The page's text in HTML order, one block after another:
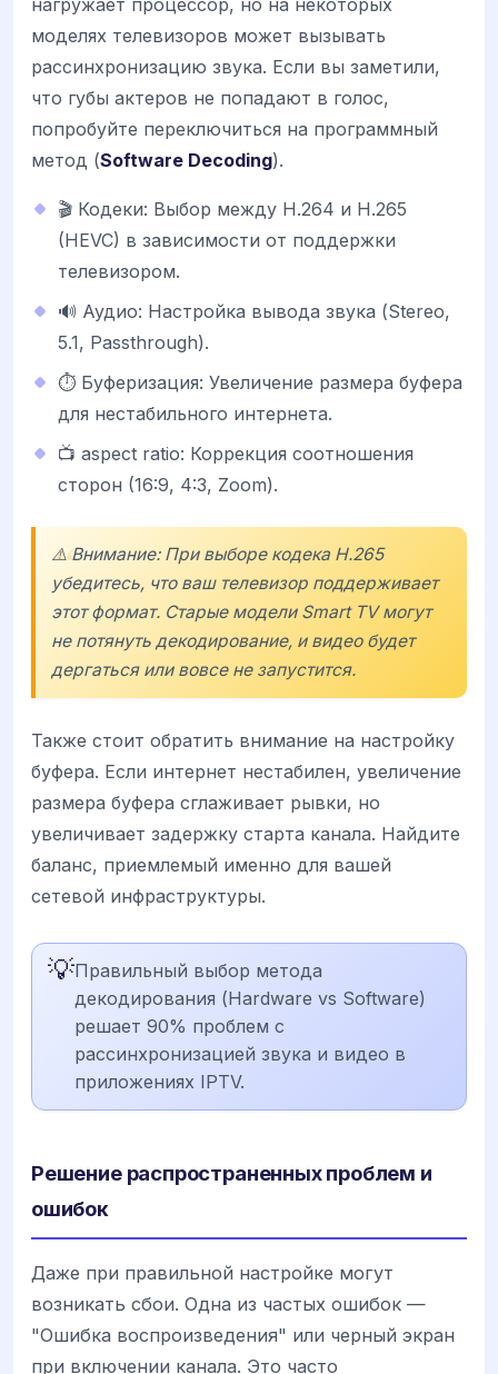
моделях телевизоров может вызывать
рассинхронизацию звука. Если вы заметили,
что губы актеров не попадают в голос,
попробуйте переключиться на программный
метод (Software Decoding).
🎬 Кодеки: Выбор между H.264 и H.265
(HEVC) в зависимости от поддержки
телевизором.
🔊 Аудио: Настройка вывода звука (Stereo,
5.1, Passthrough).
⏱ Буферизация: Увеличение размера буфера
для нестабильного интернета.
📺 aspect ratio: Коррекция соотношения
сторон (16:9, 4:3, Zoom).
⚠️ Внимание: При выборе кодека H.265
убедитесь, что ваш телевизор поддерживает
этот формат. Старые модели Smart TV могут
не потянуть декодирование, и видео будет
дергаться или вовсе не запустится.
Также стоит обратить внимание на настройку
буфера. Если интернет нестабилен, увеличение
размера буфера сглаживает рывки, но
увеличивает задержку старта канала. Найдите
баланс, приемлемый именно для вашей
сетевой инфраструктуры.
💡Правильный выбор метода
декодирования (Hardware vs Software)
решает 90% проблем с
рассинхронизацией звука и видео в
приложениях IPTV.
Решение распространенных проблем и
ошибок
Даже при правильной настройке могут
возникать сбои. Одна из частых ошибок —
"Ошибка воспроизведения" или черный экран
при включении канала. Это часто